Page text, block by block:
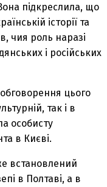
підкреслила, що
історії та
чия роль наразі
і російських
цього
так і в
особисту
в Києві.
встановлений
в Полтаві, а в